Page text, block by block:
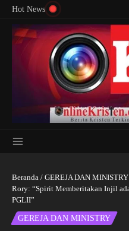
Lewati ke konten
Hot News
Beranda / GEREJA DAN MINISTRY
Rory: “Spirit Memberitakan Injil
PGLII”
GEREJA DAN MINISTRY